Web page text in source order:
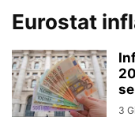
Eurostat
3